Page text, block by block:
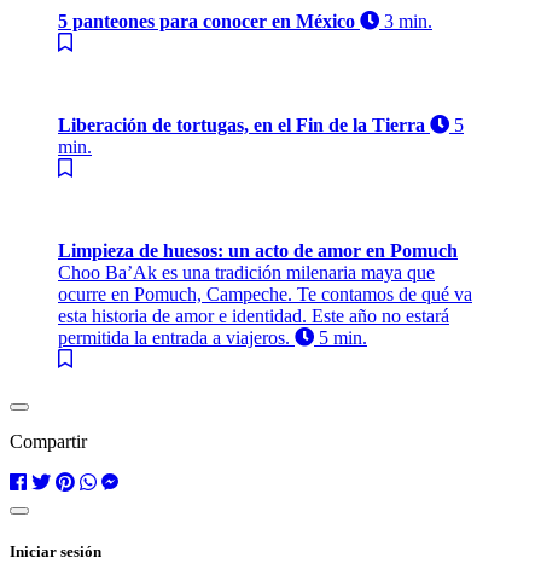
5 panteones para conocer en México 3 min.
Liberación de tortugas, en el Fin de la Tierra
5
min.
Limpieza de huesos: un acto de amor en Pomuch
Choo Ba’Ak es una tradición milenaria maya que
ocurre en Pomuch, Campeche. Te contamos de qué va
esta historia de amor e identidad. Este año no estará
permitida la entrada a viajeros.
5 min.
Compartir
Iniciar sesión